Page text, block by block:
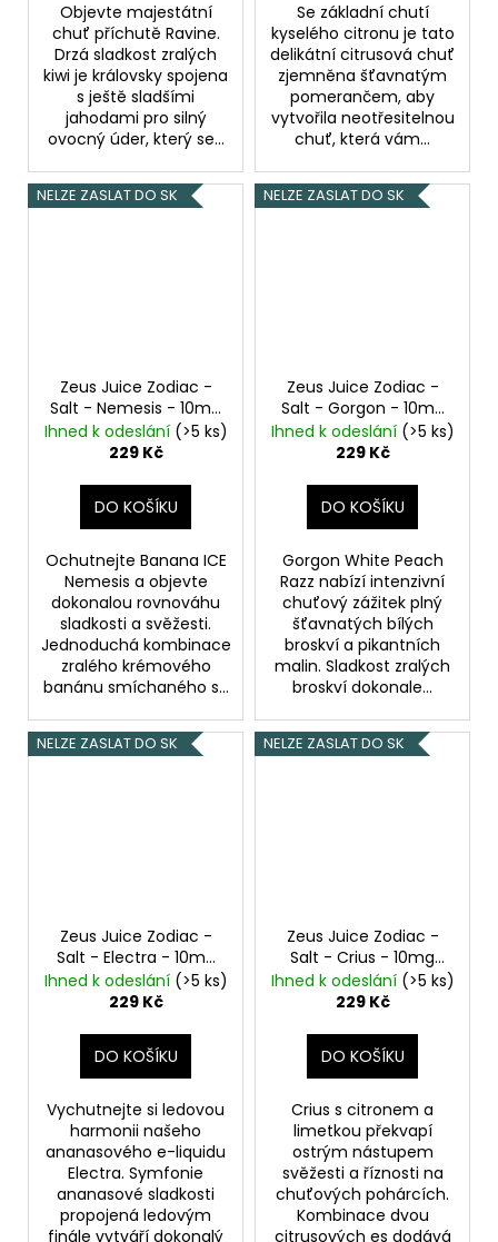
Objevte majestátní
chuť příchutě Ravine.
Drzá sladkost zralých
kiwi je královsky spojena
s ještě sladšími
jahodami pro silný
ovocný úder, který se...
Se základní chutí
kyselého citronu je tato
delikátní citrusová chuť
zjemněna šťavnatým
pomerančem, aby
vytvořila neotřesitelnou
chuť, která vám...
NELZE ZASLAT DO SK
Zeus Juice Zodiac -
Salt - Nemesis - 10mg
Banán, Chladivá složka
(ICE)
Ihned k odeslání (>5 ks)
229 Kč
DO KOŠÍKU
Ochutnejte Banana ICE
Nemesis a objevte
dokonalou rovnováhu
sladkosti a svěžesti.
Jednoduchá kombinace
zralého krémového
banánu smíchaného s...
NELZE ZASLAT DO SK
Zeus Juice Zodiac -
Salt - Gorgon - 10mg
Broskev, Malina
Ihned k odeslání (>5 ks)
229 Kč
DO KOŠÍKU
Gorgon White Peach
Razz nabízí intenzivní
chuťový zážitek plný
šťavnatých bílých
broskví a pikantních
malin. Sladkost zralých
broskví dokonale...
NELZE ZASLAT DO SK
Zeus Juice Zodiac -
Salt - Electra - 10mg
Ananas, Chladivá
složka (ICE)
Ihned k odeslání (>5 ks)
229 Kč
DO KOŠÍKU
Vychutnejte si ledovou
harmonii našeho
ananasového e-liquidu
Electra. Symfonie
ananasové sladkosti
propojená ledovým
finále vytváří dokonalý
NELZE ZASLAT DO SK
Zeus Juice Zodiac -
Salt - Crius - 10mg
Citrón, Limetka
Ihned k odeslání (>5 ks)
229 Kč
DO KOŠÍKU
Crius s citronem a
limetkou překvapí
ostrým nástupem
svěžesti a říznosti na
chuťových pohárcích.
Kombinace dvou
citrusových es dodává